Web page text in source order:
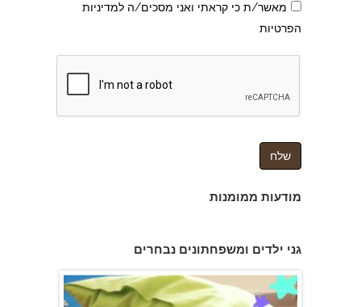
מאשר/ת כי קראתי ואני מסכים/ה למדיניות
הפרטיות
מודעות ממומנות
גני ילדים ומשפחתונים נבחרים
צהרון בקרית אונו
פעוטון פינוקי במודיעין